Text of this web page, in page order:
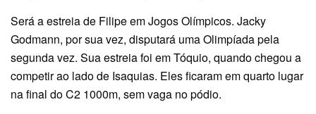
Será a estreia de Filipe em Jogos Olímpicos. Jacky
Godmann, por sua vez, disputará uma Olimpíada pela
segunda vez. Sua estreia foi em Tóquio, quando chegou a
competir ao lado de Isaquias. Eles ficaram em quarto lugar
na final do C2 1000m, sem vaga no pódio.